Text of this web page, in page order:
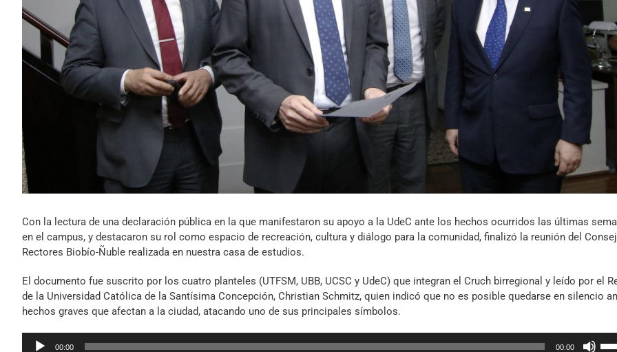
Con la lectura de una declaración pública en la que manifestaron su apoyo a la UdeC ante los hechos ocurridos las últimas
en el campus, y destacaron su rol como espacio de recreación, cultura y diálogo para la comunidad, finalizó la reunión del
Rectores Biobío-Ñuble realizada en nuestra casa de estudios.
El documento fue suscrito por los cuatro planteles (UTFSM, UBB, UCSC y UdeC) que integran el Cruch birregional y leído por el
de la Universidad Católica de la Santísima Concepción, Christian Schmitz, quien indicó que no es posible quedarse en silencio
hechos graves que afectan a la ciudad, atacando uno de sus principales símbolos.
Reproductor
00:00 00:00